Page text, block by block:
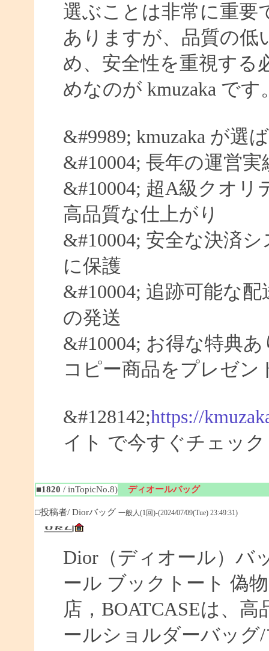
選ぶことは非常に重要
ありますが、品質の低
め、安全性を重視する
めなのが kmuzaka です
&#9989; kmuzaka が選
&#10004; 長年の運営
&#10004; 超A級クオリ
高品質な仕上がり
&#10004; 安全な決済
に保護
&#10004; 追跡可能な
の発送
&#10004; お得な特典
コピー商品をプレゼン
&#128142;https://
イト で今すぐチェック
■1820 / inTopicNo.8) ディオールバッグ
□投稿者/ Diorバッグ 一般人(1回)-(2024/07/09(Tue) 23:49:31)
Dior（ディオール）バ
ール ブックトート 偽
店，BOATCASEは、
ールショルダーバッ